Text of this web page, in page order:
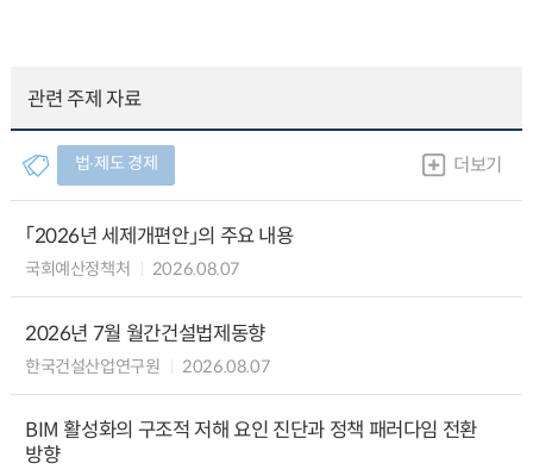
관련 주제 자료
법∙제도 경제 더보기
「2026년 세제개편안」의 주요 내용
국회예산정책처 2026.08.07
2026년 7월 월간건설법제동향
한국건설산업연구원 2026.08.07
BIM 활성화의 구조적 저해 요인 진단과 정책 패러다임 전환
방향